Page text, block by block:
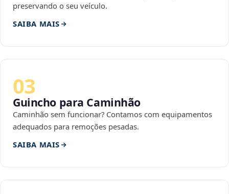
preservando o seu veículo.
SAIBA MAIS
03
Guincho para Caminhão
Caminhão sem funcionar? Contamos com equipamentos
adequados para remoções pesadas.
SAIBA MAIS